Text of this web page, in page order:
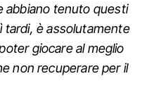
abbiano tenuto questi
tardi, è assolutamente
giocare al meglio
non recuperare per il